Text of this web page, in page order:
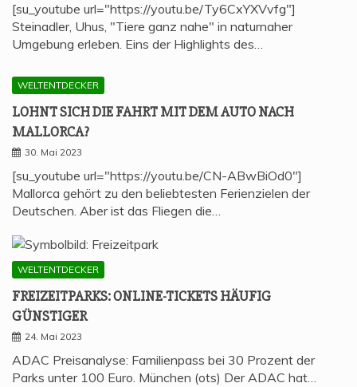
[su_youtube url="https://youtu.be/Ty6CxYXVvfg"]
Steinadler, Uhus, "Tiere ganz nahe" in naturnaher
Umgebung erleben. Eins der Highlights des…
WELTENTDECKER
LOHNT SICH DIE FAHRT MIT DEM AUTO NACH
MALLORCA?
30. Mai 2023
[su_youtube url="https://youtu.be/CN-ABwBiOd0"]
Mallorca gehört zu den beliebtesten Ferienzielen der
Deutschen. Aber ist das Fliegen die…
WELTENTDECKER
FREI­ZEIT­PARKS: ONLINE-TICKETS HÄU­FIG
GÜNSTIGER
24. Mai 2023
ADAC Preisanalyse: Familienpass bei 30 Prozent der
Parks unter 100 Euro. München (ots) Der ADAC hat…